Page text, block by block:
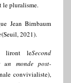
le pluralisme.
Jean Birnbaum
(Seuil, 2021).
liront leSecond
un monde post-
convivialiste),